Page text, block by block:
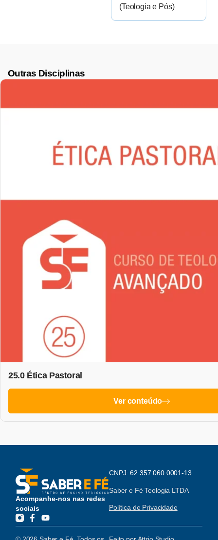
(Teologia e Pós)
Outras Disciplinas
25.0 Ética Pastoral
Ver conteúdo
Acompanhe-nos nas redes
sociais
CNPJ: 62.357.060.0001-13
Saber e Fé Teologia LTDA
Política de Privacidade